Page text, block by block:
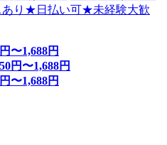
り★日払い可★未経験大歓
円〜1,688円
円〜1,688円
円〜1,688円